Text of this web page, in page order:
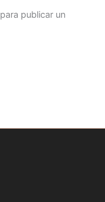
para publicar un